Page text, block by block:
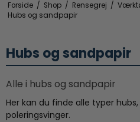
Forside / Shop / Rensegrej /
Hubs og sandpapir
Hubs og sandpapir
Alle i hubs og sandpapir
Her kan du finde alle typer
poleringsvinger.